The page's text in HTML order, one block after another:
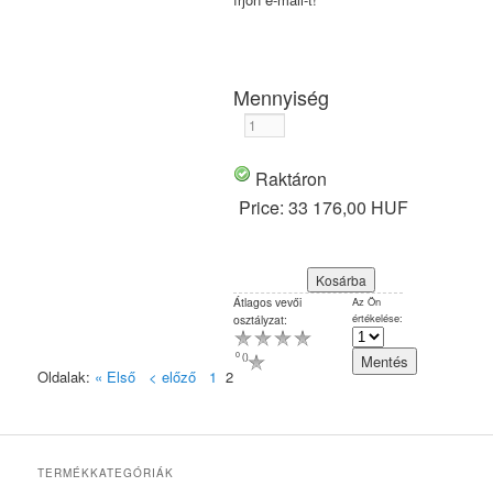
Mennyiség
Raktáron
Price:33 176,00 HUF
Átlagos vevői
osztályzat:
(
0 )
Az Ön
értékelése:
Oldalak: « Első < előző 1 2
TERMÉKKATEGÓRIÁK